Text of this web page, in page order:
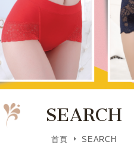
SEARCH
首頁 SEARCH